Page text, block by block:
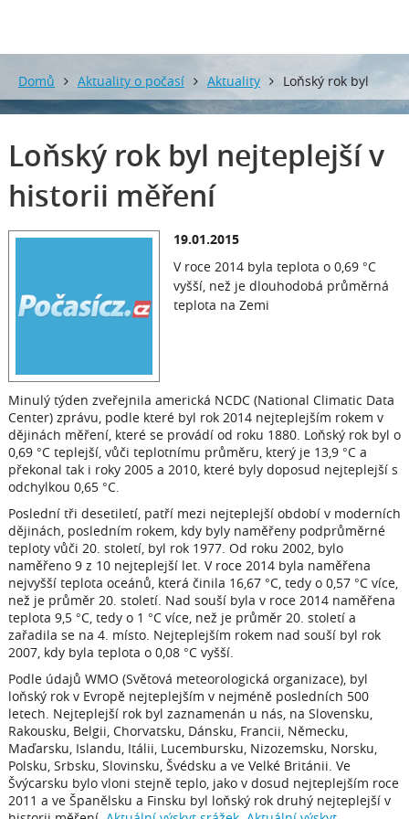
Domů Aktuality o počasí Aktuality Loňský rok byl
nejteplejší v historii měření
Loňský rok byl nejteplejší v
historii měření
19.01.2015
V roce 2014 byla teplota o 0,69 °C
vyšší, než je dlouhodobá průměrná
teplota na Zemi
Minulý týden zveřejnila americká NCDC (National Climatic Data
Center) zprávu, podle které byl rok 2014 nejteplejším rokem v
dějinách měření, které se provádí od roku 1880. Loňský rok byl o
0,69 °C teplejší, vůči teplotnímu průměru, který je 13,9 °C a
překonal tak i roky 2005 a 2010, které byly doposud nejteplejší s
odchylkou 0,65 °C.
Poslední tři desetiletí, patří mezi nejteplejší období v moderních
dějinách, posledním rokem, kdy byly naměřeny podprůměrné
teploty vůči 20. století, byl rok 1977. Od roku 2002, bylo
naměřeno 9 z 10 nejteplejší let. V roce 2014 byla naměřena
nejvyšší teplota oceánů, která činila 16,67 °C, tedy o 0,57 °C více,
než je průměr 20. století. Nad souší byla v roce 2014 naměřena
teplota 9,5 °C, tedy o 1 °C více, než je průměr 20. století a
zařadila se na 4. místo. Nejteplejším rokem nad souší byl rok
2007, kdy byla teplota o 0,08 °C vyšší.
Podle údajů WMO (Světová meteorologická organizace), byl
loňský rok v Evropě nejteplejším v nejméně posledních 500
letech. Nejteplejší rok byl zaznamenán u nás, na Slovensku,
Rakousku, Belgii, Chorvatsku, Dánsku, Francii, Německu,
Maďarsku, Islandu, Itálii, Lucembursku, Nizozemsku, Norsku,
Polsku, Srbsku, Slovinsku, Švédsku a ve Velké Británii. Ve
Švýcarsku bylo vloni stejně teplo, jako v dosud nejteplejším roce
2011 a ve Španělsku a Finsku byl loňský rok druhý nejteplejší v